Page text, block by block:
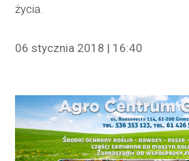
życia.
06 stycznia 2018 | 16:40